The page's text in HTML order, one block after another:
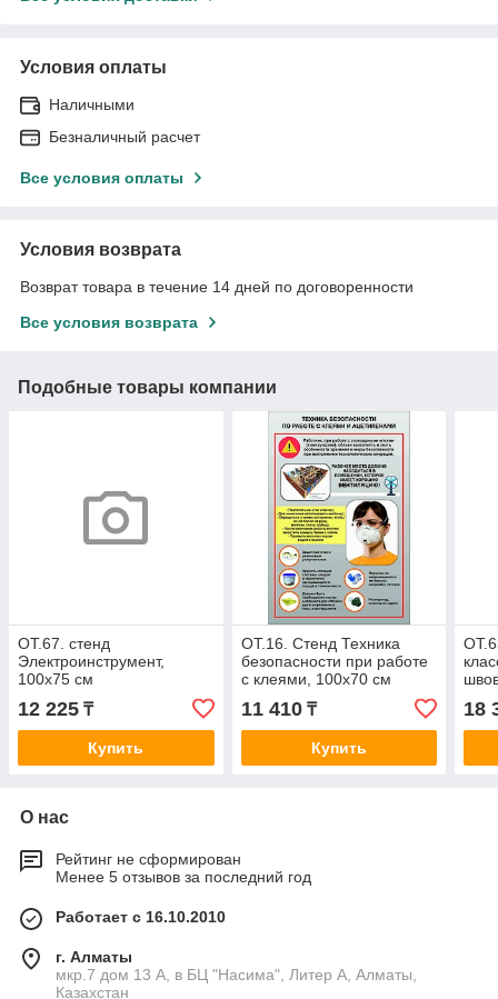
Условия оплаты
Наличными
Безналичный расчет
Все условия оплаты
Условия возврата
Возврат товара в течение 14 дней по договоренности
Все условия возврата
Подобные товары компании
ОТ.67. стенд
Электроинструмент,
100х75 см
12 225 ₸
Купить
ОТ.16. Стенд Техника
безопасности при работе
с клеями, 100х70 см
11 410₸
Купить
18
О нас
Рейтинг не сформирован
Менее 5 отзывов за последний год
Работает с 16.10.2010
г. Алматы
мкр.7 дом 13 А, в БЦ "Насима", Литер А, Алматы,
Казахстан